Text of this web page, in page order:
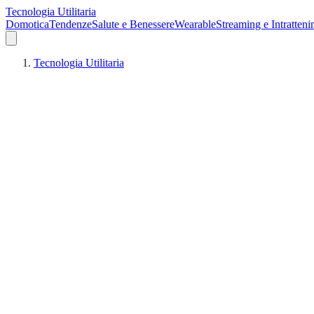
Tecnologia Utilitaria
DomoticaTendenzeSalute e BenessereWearableStreaming e
Tecnologia Utilitaria